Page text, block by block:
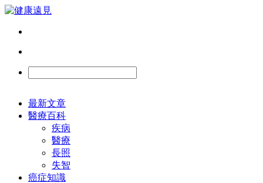
最新文章
醫療百科
疾病
醫療
長照
失智
癌症知識